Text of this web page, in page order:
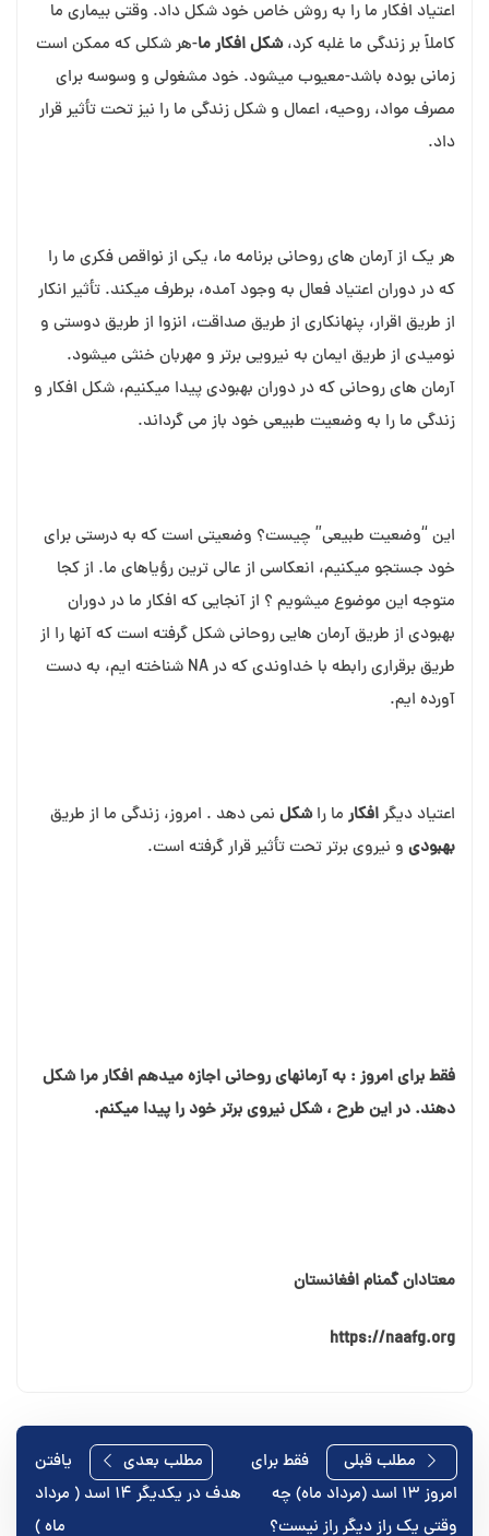
اعتیاد افکار ما را به روش خاص خود شکل داد. وقتی بیماری ما
کاملاً بر زندگی ما غلبه کرد،شکلافکارما-هر شکلی که ممکن است
زمانی بوده باشد-معیوب می⁯شود. خود مشغولی و وسوسه برای
مصرف مواد، روحیه، اعمال و شکل زندگی ما را نیز تحت تأثیر قرار
داد.
هر یک از آرمان⁯ های روحانی برنامه ما، یکی از نواقص فکری ما را
که در دوران اعتیاد فعال به وجود آمده، برطرف می⁯کند. تأثیر انکار
از طریق اقرار، پنهان⁯کاری از طریق صداقت، انزوا از طریق دوستی و
نومیدی از طریق ایمان به نیرویی برتر و مهربان خنثی می⁯شود.
آرمان⁯ های روحانی که در دوران بهبودی پیدا می⁯کنیم، شکل افکار و
زندگی ما را به وضعیت طبیعی خود باز می⁯ گرداند.
این “وضعیت طبیعی” چیست؟ وضعیتی است که به درستی برای
خود جستجو می⁯کنیم، انعکاسی از عالی⁯ ترین رؤیاهای ما. از کجا
متوجه این موضوع می⁯شویم ؟ از آنجایی که افکار ما در دوران
بهبودی از طریق آرمان⁯ هایی روحانی⁯ شکل گرفته است که آنها را از
طریق برقراری رابطه با خداوندی که در NA شناخته⁯ ایم، به دست
آورده⁯⁯ ایم.
اعتیاد دیگرافکار ما راشکل نمی⁯ دهد . امروز، زندگی ما از طریق
بهبودی و نیروی برتر تحت تأثیر قرار گرفته است.
فقط برای امروز : به آرمان⁯های روحانی اجازه می⁯دهم افکار مرا شکل
دهند. در این طرح ، شکل نیروی برتر خود را پیدا می⁯کنم.
معتادان گمنام افغانستان
https://naafg.org
راهبری
نوشته
مطلب قبلی
فقط برای
امروز ۱۳ اسد (مرداد ماه) چه
وقتی یک راز دیگر راز نیست؟
مطلب بعدی
یافتن
هدف در یکدیگر ۱۴ اسد ( مرداد
ماه )